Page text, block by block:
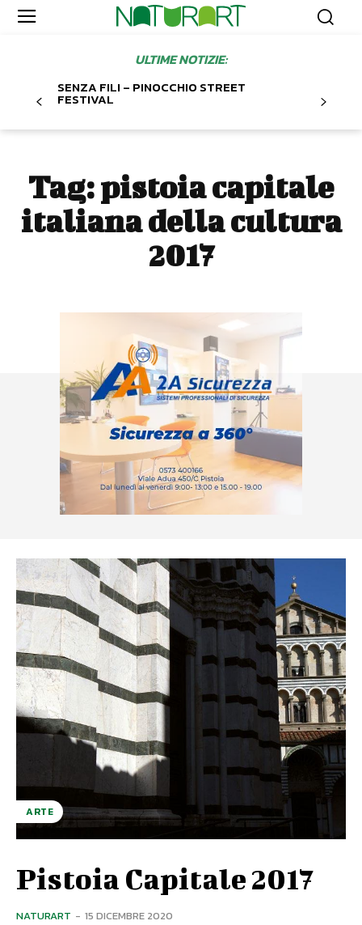
ULTIME NOTIZIE:
SENZA FILI – PINOCCHIO STREET
FESTIVAL
Tag:pistoia capitale
italiana della cultura
2017
ARTE
Pistoia Capitale 2017
NATURART - 15 DICEMBRE 2020